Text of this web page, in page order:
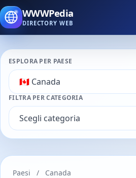
WWWPedia
DIRECTORY WEB
ESPLORA PER PAESE
FILTRA PER CATEGORIA
Paesi /
Canada